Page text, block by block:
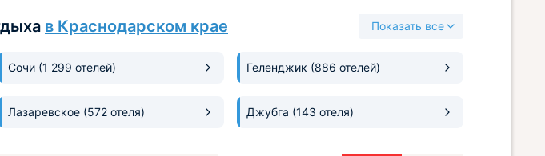
с питанием Частный сектор с детской площадкой
в Краснодарском крае Показать все
Сочи (1 299 отелей) Геленджик (886 отелей)
Лазаревское (572 отеля) Джубга (143 отеля)